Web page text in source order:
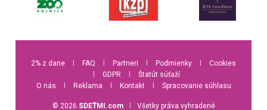
2% z dane FAQ Partneri Podmienky
Cookies
GDPR
Štatút súťaží
O nás
Reklama Kontakt Spracovanie súhlasu
© 2026 SDEŤMI.com Všetky práva vyhradené